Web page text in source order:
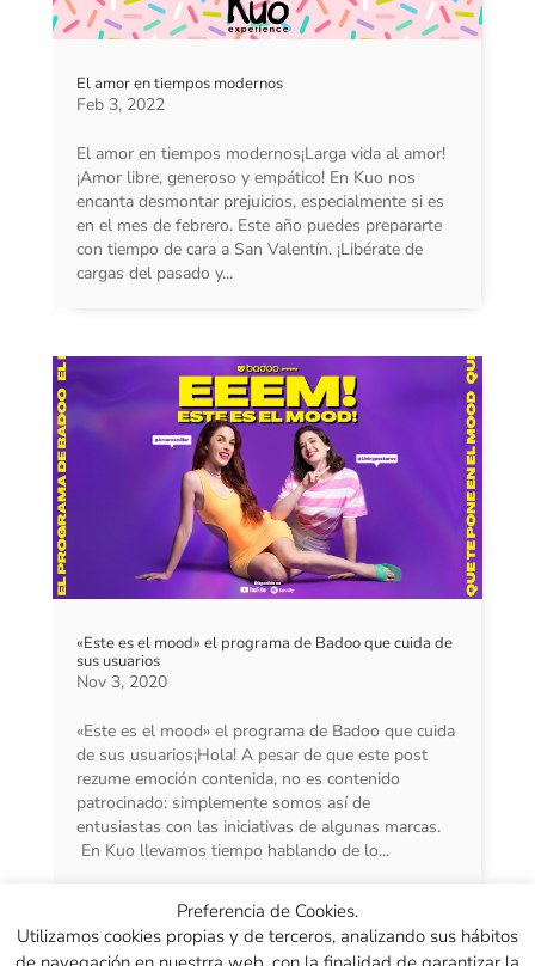
El amor en tiempos modernos
Feb 3, 2022
El amor en tiempos modernos¡Larga vida al amor!
¡Amor libre, generoso y empático! En Kuo nos
encanta desmontar prejuicios, especialmente si es
en el mes de febrero. Este año puedes prepararte
con tiempo de cara a San Valentín. ¡Libérate de
cargas del pasado y...
«Este es el mood» el programa de Badoo que cuida de
sus usuarios
Nov 3, 2020
«Este es el mood» el programa de Badoo que cuida
de sus usuarios¡Hola! A pesar de que este post
rezume emoción contenida, no es contenido
patrocinado: simplemente somos así de
entusiastas con las iniciativas de algunas marcas.
En Kuo llevamos tiempo hablando de lo...
« Entradas más antiguas
Preferencia de Cookies.
Utilizamos cookies propias y de terceros, analizando sus hábitos